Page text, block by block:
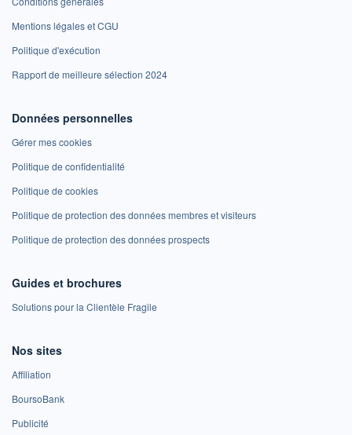
Mentions légales et CGU
Politique d'exécution
Rapport de meilleure sélection 2024
Données personnelles
Gérer mes cookies
Politique de confidentialité
Politique de cookies
Politique de protection des données membres et visiteurs
Politique de protection des données prospects
Guides et brochures
Solutions pour la Clientèle Fragile
Nos sites
Affiliation
BoursoBank
Publicité